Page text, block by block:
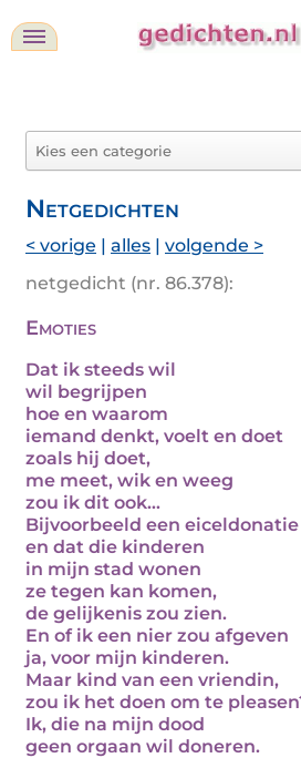
Netgedichten
< vorige | alles | volgende >
netgedicht (nr. 86.378):
Emoties
Dat ik steeds wil
wil begrijpen
hoe en waarom
iemand denkt, voelt en doet
zoals hij doet,
me meet, wik en weeg
zou ik dit ook…
Bijvoorbeeld een eiceldonatie
en dat die kinderen
in mijn stad wonen
ze tegen kan komen,
de gelijkenis zou zien.
En of ik een nier zou afgeven
ja, voor mijn kinderen.
Maar kind van een vriendin,
zou ik het doen om te
Ik, die na mijn dood
geen orgaan wil doneren.